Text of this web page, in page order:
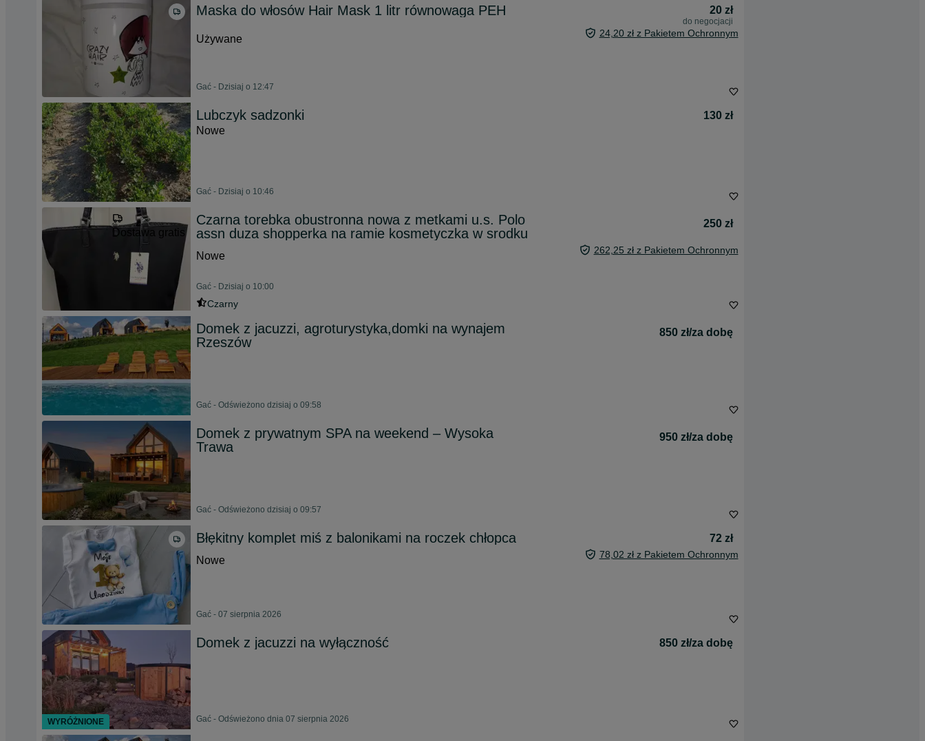
Maska do włosów Hair Mask 1 litr równowaga PEH 20 zł
do negocjacji
Używane 24,20 zł z Pakietem Ochronnym
Gać - Dzisiaj o 12:47
Lubczyk sadzonki
130 zł
Nowe
Gać - Dzisiaj o 10:46
Dostawa gratis
Czarna torebka obustronna nowa z metkami u.s. Polo
assn duza shopperka na ramie kosmetyczka w srodku
250 zł
Nowe 262,25 zł z Pakietem Ochronnym
Gać - Dzisiaj o 10:00
Czarny
Domek z jacuzzi, agroturystyka,domki na wynajem
Rzeszów
850 zł/za dobę
Gać - Odświeżono dzisiaj o 09:58
Domek z prywatnym SPA na weekend – Wysoka
Trawa
950 zł/za dobę
Gać - Odświeżono dzisiaj o 09:57
Błękitny komplet miś z balonikami na roczek chłopca
72 zł
Nowe
78,02 zł z Pakietem Ochronnym
Gać - 07 sierpnia 2026
Domek z jacuzzi na wyłączność 850 zł/za dobę
Gać - Odświeżono dnia 07 sierpnia 2026
WYRÓŻNIONE